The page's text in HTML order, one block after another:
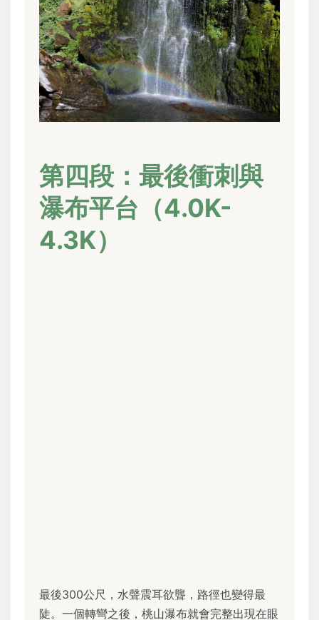
第四段：最後衝刺與
瀑布平台（4.0K-
4.3K）
最後300公尺，水聲震耳欲聾，路徑也變得最
陡。一個轉彎之後，桃山瀑布就會完整出現在眼